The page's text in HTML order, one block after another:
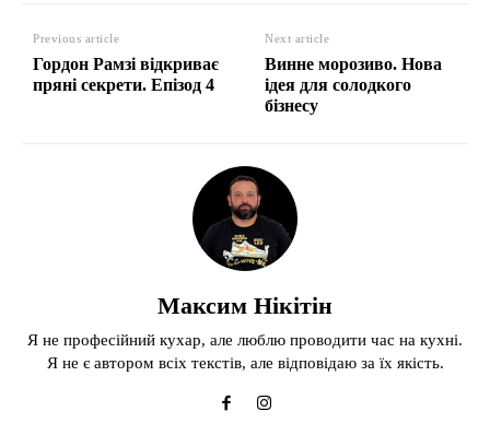
Previous article
Гордон Рамзі відкриває
пряні секрети. Епізод 4
Next article
Винне морозиво. Нова
ідея для солодкого
бізнесу
Максим Нікітін
Я не професійний кухар, але люблю проводити час на кухні.
Я не є автором всіх текстів, але відповідаю за їх якість.